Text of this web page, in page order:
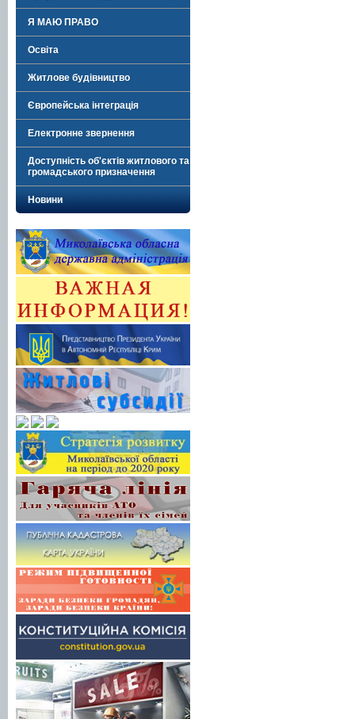
Я МАЮ ПРАВО
Освіта
Житлове будівництво
Європейська інтеграція
Електронне звернення
Доступність об'єктів житлового та
громадського призначення
Новини